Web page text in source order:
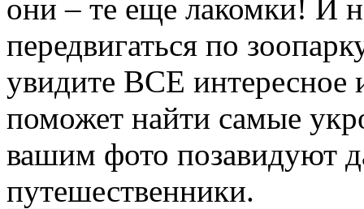
они – те еще лакомки! И
передвигаться по
увидите ВСЕ интересное
поможет найти самые
вашим фото позавидуют
путешественники.